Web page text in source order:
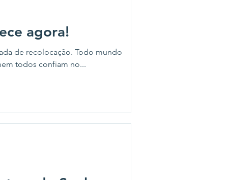
agora!
de recolocação. Todo mundo
todos confiam no...